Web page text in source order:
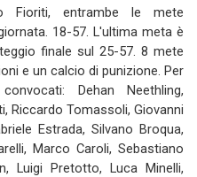
Fioriti, entrambe le mete
18-57. L'ultima meta è
finale sul 25-57. 8 mete
e un calcio di punizione. Per
Dehan Neethling,
Riccardo Tomassoli, Giovanni
Estrada, Silvano Broqua,
Marco Caroli, Sebastiano
Luigi Pretotto, Luca Minelli,